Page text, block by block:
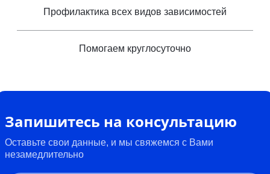
Профилактика всех видов зависимостей
Помогаем круглосуточно
Запишитесь на консультацию
Оставьте свои данные, и мы свяжемся с Вами
незамедлительно